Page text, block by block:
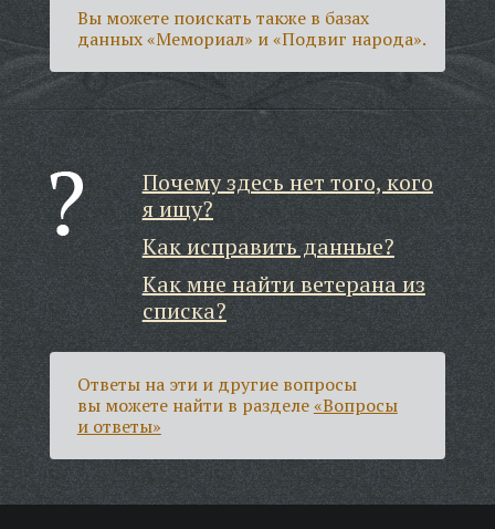
Вы можете поискать также в базах
данных «Мемориал» и «Подвиг народа».
Почему здесь нет того, кого
я ищу?
Как исправить данные?
Как мне найти ветерана из
списка?
Ответы на эти и другие вопросы
вы можете найти в разделе«Вопросы
и ответы»